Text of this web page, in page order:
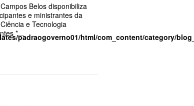
padraogoverno01/html/com_content/category/
Belos disponibiliza
e ministrantes da
e Tecnologia
*...